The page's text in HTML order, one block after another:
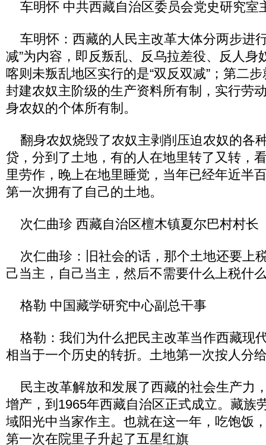
车明怀 中共西藏自治区委员会党史研究室
车明怀：西藏的人民主改革大体分两步进
减”为内容，即反叛乱、反乌拉差役、反人身
喀则未叛乱地区实行的是“双反双减”；第二
封建农奴主阶级的生产资料所有制，实行劳
身农奴的个体所有制。
翻身农奴烧毁了农奴主剥削压迫农奴的各
贷，分到了土地，有的人在地里转了又转，
里劳作，晚上在地里睡觉，当年已经年近半
第一次拥有了自己的土地。
次仁曲珍 西藏自治区檀木镇夏尔巴村村长
次仁曲珍：旧社会的话，那个土地还要上
己当主，自己当主，然后不需要什么上税什
格勒 中国藏学研究中心副总干事
格勒：我们为什么把民主改革当作西藏现
相当于一个历史的转折。土地第一次按人分
民主改革解放和发展了西藏的社会生产力
增产，到1965年西藏自治区正式成立。藏族
域阳光中当家作主。也就在这一年，吃饱饭
第一次在院里子升起了五星红旗